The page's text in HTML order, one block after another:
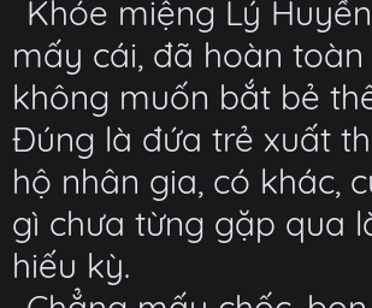
Khóe miệng Lý
mấy cái, đã hoàn toàn
không muốn bắt bẻ
Đúng là đứa trẻ xuất
hộ nhân gia, có khác,
gì chưa từng gặp qua
hiếu kỳ.